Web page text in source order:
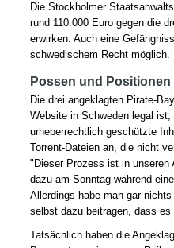
Die Stockholmer
rund 110.000 Euro gegen die
erwirken. Auch eine
schwedischem Recht möglich.
Possen und Positionen
Die drei angeklagten Pirate-
Website in Schweden legal
urheberrechtlich geschützte
Torrent-Dateien an, die nicht
"Dieser Prozess ist in unseren
dazu am Sonntag während
Allerdings habe man gar
selbst dazu beitragen, dass es
Tatsächlich haben die